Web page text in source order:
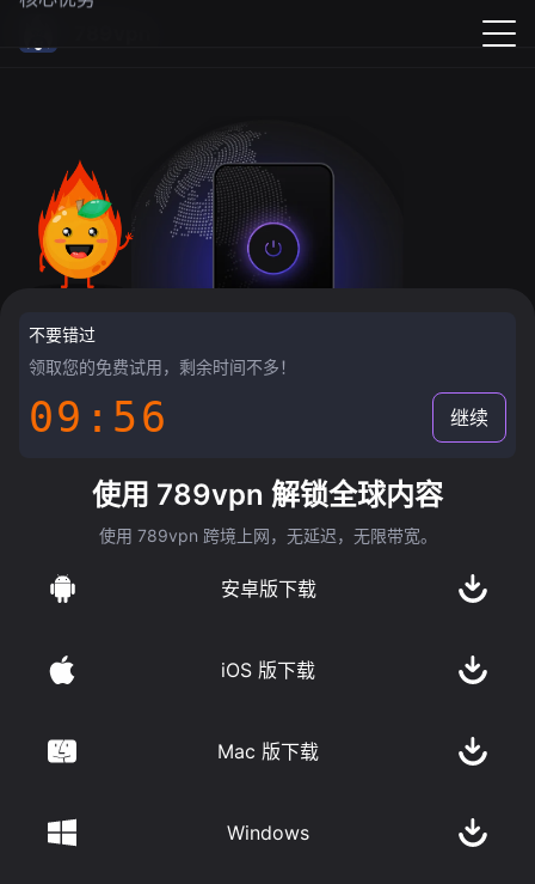
不要错过
领取您的免费试用，剩余时间不多！
09:55 继续
使用 789vpn 解锁全球内容
使用 789vpn 跨境上网，无延迟，无限带宽。
安卓版下载
iOS 版下载
Mac 版下载
Windows